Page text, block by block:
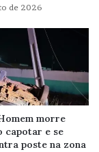
de 2026
morre
capotar e se
poste na zona